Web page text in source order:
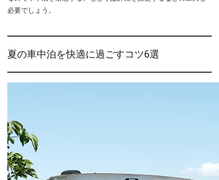
必要でしょう。
夏の車中泊を快適に過ごすコツ6選